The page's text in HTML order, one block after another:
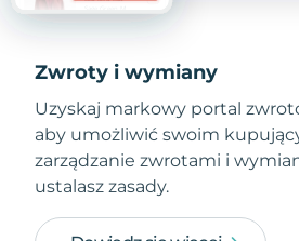
Zwroty i wymiany
Uzyskaj markowy portal
aby umożliwić swoim
zarządzanie zwrotami i
ustalasz zasady.